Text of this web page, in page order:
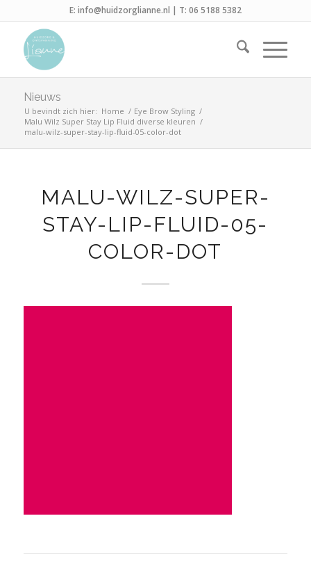
E: info@huidzorglianne.nl | T: 06 5188 5382
Nieuws
U bevindt zich hier: Home / Eye Brow Styling /
Malu Wilz Super Stay Lip Fluid diverse kleuren /
malu-wilz-super-stay-lip-fluid-05-color-dot
MALU-WILZ-SUPER-
STAY-LIP-FLUID-05-
COLOR-DOT